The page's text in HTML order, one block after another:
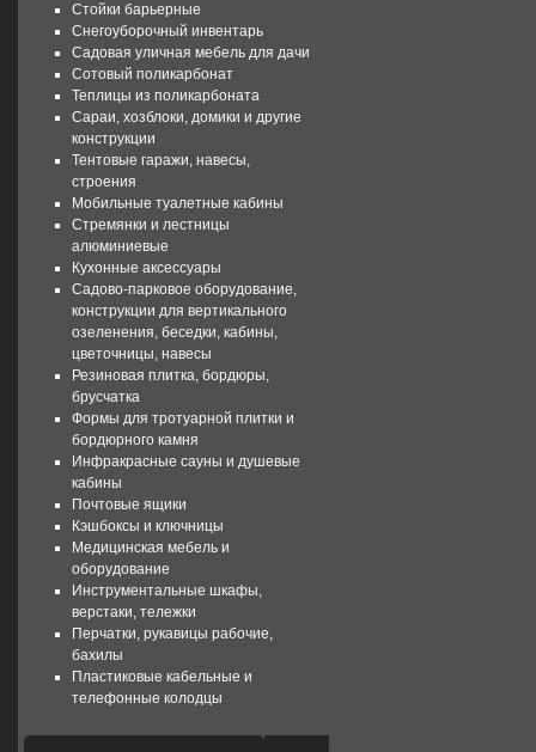
Стойки барьерные
Снегоуборочный инвентарь
Садовая уличная мебель для дачи
Сотовый поликарбонат
Теплицы из поликарбоната
Сараи, хозблоки, домики и другие
конструкции
Тентовые гаражи, навесы,
строения
Мобильные туалетные кабины
Стремянки и лестницы
алюминиевые
Кухонные аксессуары
Садово-парковое оборудование,
конструкции для вертикального
озеленения, беседки, кабины,
цветочницы, навесы
Резиновая плитка, бордюры,
брусчатка
Формы для тротуарной плитки и
бордюрного камня
Инфракрасные сауны и душевые
кабины
Почтовые ящики
Кэшбоксы и ключницы
Медицинская мебель и
оборудование
Инструментальные шкафы,
верстаки, тележки
Перчатки, рукавицы рабочие,
бахилы
Пластиковые кабельные и
телефонные колодцы